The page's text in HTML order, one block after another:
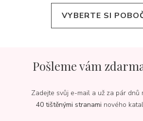
VYBERTE SI
Pošleme vám
Zadejte svůj e-mail a už za pár dnů
40 tištěnými stranami nového